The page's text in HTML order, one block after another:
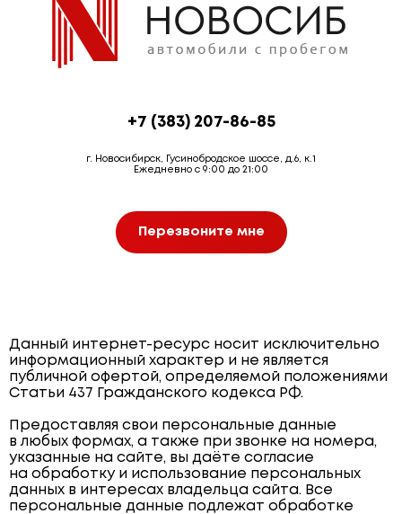
+7 (383) 207-86-85
г. Новосибирск, Гусинобродское шоссе, д.6, к.1
Ежедневно с 9:00 до 21:00
Перезвоните мне
Данный интернет-ресурс носит исключительно
информационный характер и не является
публичной офертой, определяемой положениями
Статьи 437 Гражданского кодекса РФ.
Предоставляя свои персональные данные
в любых формах, а также при звонке на номера,
указанные на сайте, вы даёте согласие
на обработку и использование персональных
данных в интересах владельца сайта. Все
персональные данные подлежат обработке